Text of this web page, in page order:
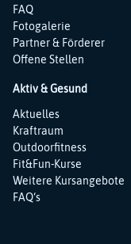
FAQ
Fotogalerie
Partner & Förderer
Offene Stellen
Aktiv & Gesund
Navigation
überspringen
Aktuelles
Kraftraum
Outdoorfitness
Fit&Fun-Kurse
Weitere Kursangebote
FAQ‘s